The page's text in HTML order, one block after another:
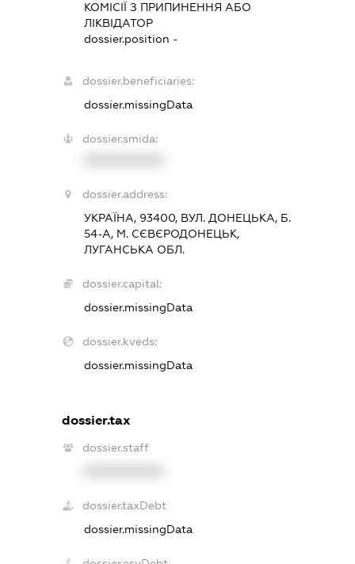
КОМІСІЇ З ПРИПИНЕННЯ АБО
ЛІКВІДАТОР
dossier.position -
dossier.beneficiaries:
dossier.missingData
dossier.smida:
dossier.address:
УКРАЇНА, 93400, ВУЛ. ДОНЕЦЬКА, Б.
54-А, М. СЄВЄРОДОНЕЦЬК,
ЛУГАНСЬКА ОБЛ.
dossier.capital:
dossier.missingData
dossier.kveds:
dossier.missingData
dossier.tax
dossier.staff
dossier.taxDebt
dossier.missingData